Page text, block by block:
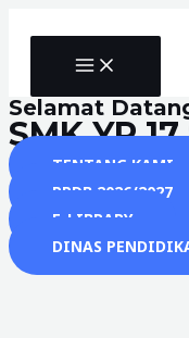
MAIN
MENU
Selamat
SMK YP
TENTANG KAMI
PPDB 2026/2027
E-LIBRARY
DINAS